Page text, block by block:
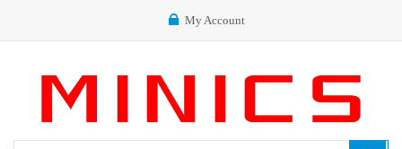
My Account